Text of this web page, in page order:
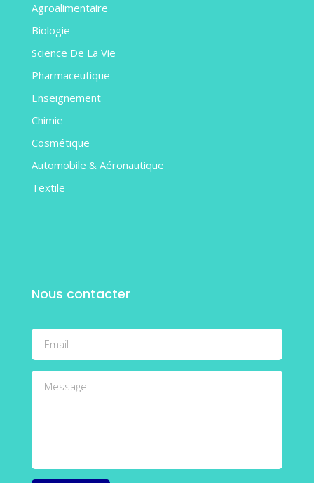
Agroalimentaire
Biologie
Science De La Vie
Pharmaceutique
Enseignement
Chimie
Cosmétique
Automobile & Aéronautique
Textile
Nous contacter